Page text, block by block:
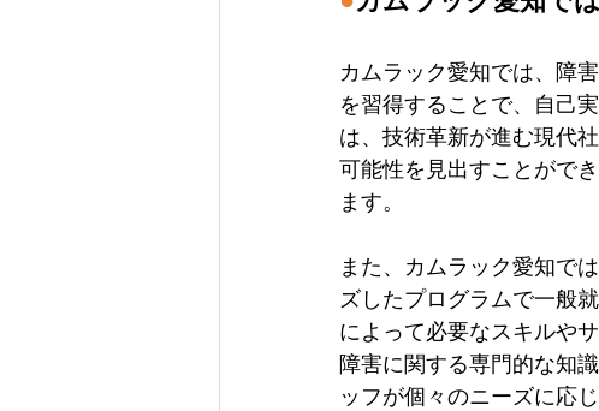
カムラック愛知では、障
を習得することで、自己
は、技術革新が進む現代
可能性を見出すことがで
ます。
また、カムラック愛知で
ズしたプログラムで一般
によって必要なスキルや
障害に関する専門的な知
ッフが個々のニーズに応